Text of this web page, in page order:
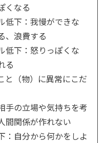
くなる
低下：我慢ができな
、浪費する
低下：怒りっぽくな
る
と（物）に異常にこだ
手の立場や気持ちを考
間関係が作れない
：自分から何かをしよ